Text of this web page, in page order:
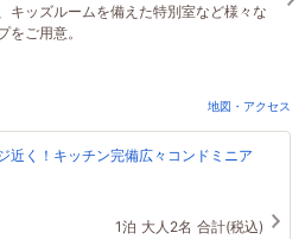
キッズルームを備えた特別室など様々な
をご用意。
地図・アクセス
近く！キッチン完備広々コンドミニア
1泊 大人2名 合計(税込)